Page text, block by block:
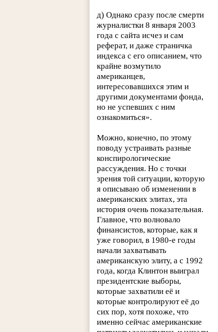
д) Однако сразу после смерти
журналистки 8 января 2003
года с сайта исчез и сам
реферат, и даже страничка
индекса с его описанием, что
крайне возмутило
американцев,
интересовавшихся этим и
другими документами фонда,
но не успевших с ним
ознакомиться».
Можно, конечно, по этому
поводу устраивать разные
конспирологические
рассуждения. Но с точки
зрения той ситуации, которую
я описываю об изменении в
американских элитах, эта
история очень показательная.
Главное, что волновало
финансистов, которые, как я
уже говорил, в 1980-е годы
начали захватывать
американскую элиту, а с 1992
года, когда Клинтон выиграл
президентские выборы,
которые захватили её и
которые контролируют её до
сих пор, хотя похоже, что
именно сейчас американские